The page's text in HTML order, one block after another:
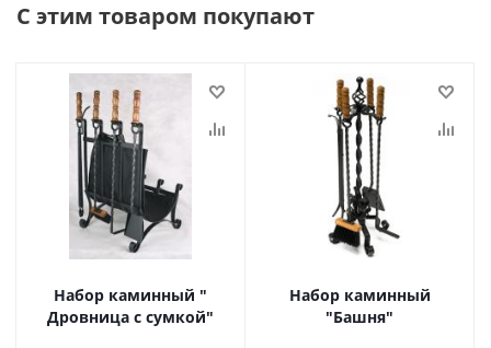
С этим товаром покупают
Набор каминный "
Дровница с сумкой"
Набор каминный
"Башня"